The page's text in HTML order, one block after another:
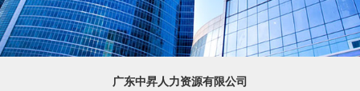
广东中昇人力资源有限公司